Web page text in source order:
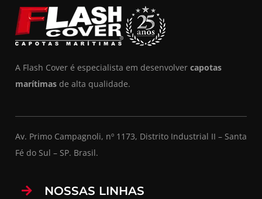
A Flash Cover é especialista em desenvolver capotas
marítimas de alta qualidade.
Av. Primo Campagnoli, nº 1173, Distrito Industrial II – Santa
Fé do Sul – SP. Brasil.
NOSSAS LINHAS